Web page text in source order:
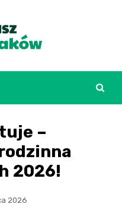
–
2026!
2026